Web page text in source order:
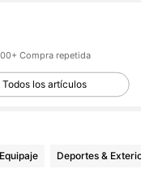
Compra repetida
Todos los artículos
Deportes &